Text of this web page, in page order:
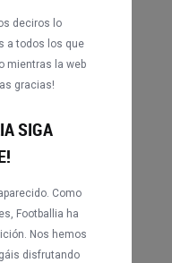
Reyes Cup
deciros lo
a todos los que
mientras la web
gracias!
SIGA
Como
Footballia ha
Nos hemos
disfrutando